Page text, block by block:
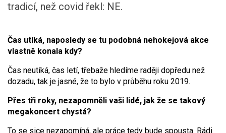
tradicí, než covid řekl: NE.
Čas utíká, naposledy se tu podobná nehokejová akce
vlastně konala kdy?
Čas neutíká, čas letí, třebaže hledíme raději dopředu než
dozadu, tak je jasné, že to bylo v průběhu roku 2019.
Přes tři roky, nezapomněli vaši lidé, jak že se takový
megakoncert chystá?
To se sice nezapomíná, ale práce tedy bude spousta. Rádi